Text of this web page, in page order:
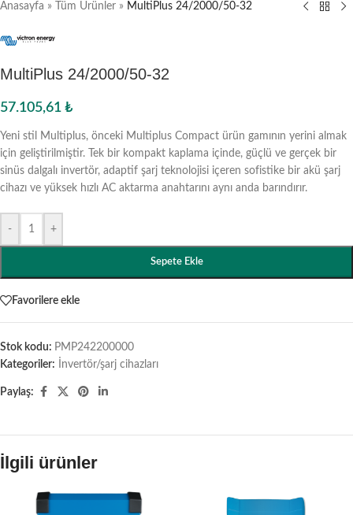
Anasayfa » Tüm Ürünler » MultiPlus 24/2000/50-32
MultiPlus 24/2000/50-32
57.105,61 ₺
Yeni stil Multiplus, önceki Multiplus Compact ürün gamının yerini almak
için geliştirilmiştir. Tek bir kompakt kaplama içinde, güçlü ve gerçek bir
sinüs dalgalı invertör, adaptif şarj teknolojisi içeren sofistike bir akü şarj
cihazı ve yüksek hızlı AC aktarma anahtarını aynı anda barındırır.
- +
Sepete Ekle
Favorilere ekle
Stok kodu: PMP242200000
Kategoriler:
İnvertör/şarj cihazları
Paylaş:
İlgili ürünler